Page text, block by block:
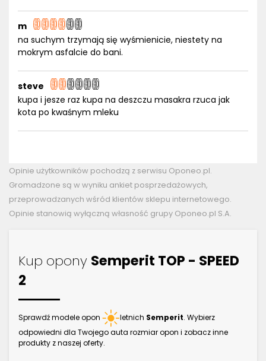
m
na suchym trzymają się wyśmienicie, niestety na
mokrym asfalcie do bani.
steve
kupa i jesze raz kupa na deszczu masakra rzuca jak
kota po kwaśnym mleku
Opinie użytkowników pochodzą z serwisu Oponeo.pl.
Gromadzone są w wyniku ankiet posprzedażowych,
przeprowadzanych wśród klientów sklepu internetowego.
Opinie stanowią wyłączną własność grupy Oponeo.pl S.A.
Kup opony Semperit TOP - SPEED
2
Sprawdź modele opon letnich Semperit. Wybierz
odpowiedni dla Twojego auta rozmiar opon i zobacz inne
produkty z naszej oferty.